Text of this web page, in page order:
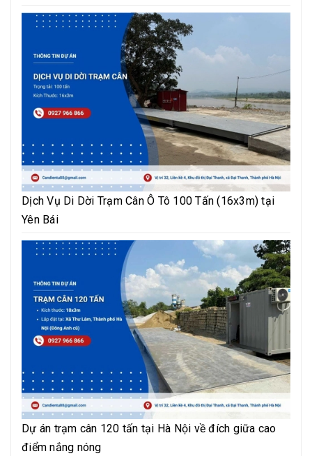
Dịch Vụ Di Dời Trạm Cân Ô Tô 100 Tấn (16x3m) tại
Yên Bái
Dự án trạm cân 120 tấn tại Hà Nội về đích giữa cao
điểm nắng nóng